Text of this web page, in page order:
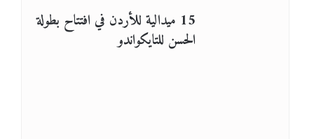
15 ميدالية للأردن في افتتاح بطولة
الحسن للتايكواندو